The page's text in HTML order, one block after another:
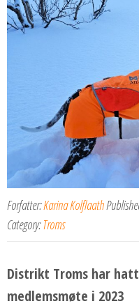
Forfatter:Karina Kolflaath
Category:Troms
Distrikt Troms har
medlemsmøte i 2023